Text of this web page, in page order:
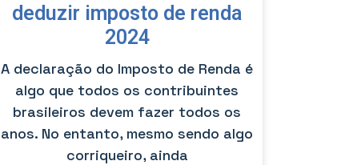
deduzir imposto de renda
2024
A declaração do Imposto de Renda é
algo que todos os contribuintes
brasileiros devem fazer todos os
anos. No entanto, mesmo sendo algo
corriqueiro, ainda